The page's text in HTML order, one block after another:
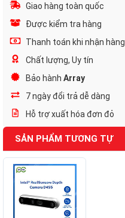
Giao hàng toàn quốc
Được kiểm tra hàng
Thanh toán khi nhận hàng
Chất lượng, Uy tín
Bảo hành Array
7 ngày đổi trả dễ dàng
Hỗ trợ xuất hóa đơn đỏ
SẢN PHẨM TƯƠNG TỰ